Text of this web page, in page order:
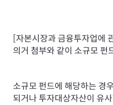
[자본시장과 금융투자업에
의거 첨부와 같이 소규모 펀
소규모 펀드에 해당하는 경
되거나 투자대상자산이 유